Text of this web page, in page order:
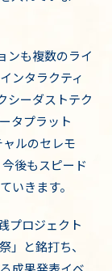
ンも複数のライ
ンタラクティ
シーダストテク
タプラット
ルのセレモ
後もスピード
いきます。
プロジェクト
」と銘打ち、